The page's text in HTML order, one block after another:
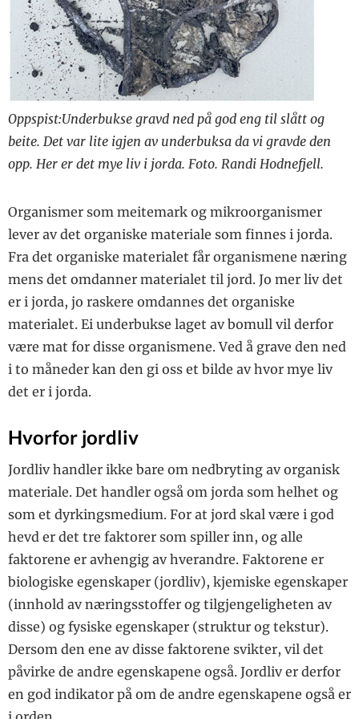
Oppspist:Underbukse gravd ned på god eng til slått og
beite. Det var lite igjen av underbuksa da vi gravde den
opp. Her er det mye liv i jorda. Foto. Randi Hodnefjell.
Organismer som meitemark og mikroorganismer
lever av det organiske materiale som finnes i jorda.
Fra det organiske materialet får organismene næring
mens det omdanner materialet til jord. Jo mer liv det
er i jorda, jo raskere omdannes det organiske
materialet. Ei underbukse laget av bomull vil derfor
være mat for disse organismene. Ved å grave den ned
i to måneder kan den gi oss et bilde av hvor mye liv
det er i jorda.
Hvorfor jordliv
Jordliv handler ikke bare om nedbryting av organisk
materiale. Det handler også om jorda som helhet og
som et dyrkingsmedium. For at jord skal være i god
hevd er det tre faktorer som ­spiller inn, og alle
faktorene er avhengig av hverandre. Faktorene er
biologiske egenskaper (jordliv), kjemiske egenskaper
(innhold av nærings­stoffer og tilgjengeligheten av
disse) og fysiske egenskaper (struktur og tekstur).
Dersom den ene av disse faktorene svikter, vil det
påvirke de andre egenskapene også. Jordliv er derfor
en god indikator på om de andre egenskapene også er